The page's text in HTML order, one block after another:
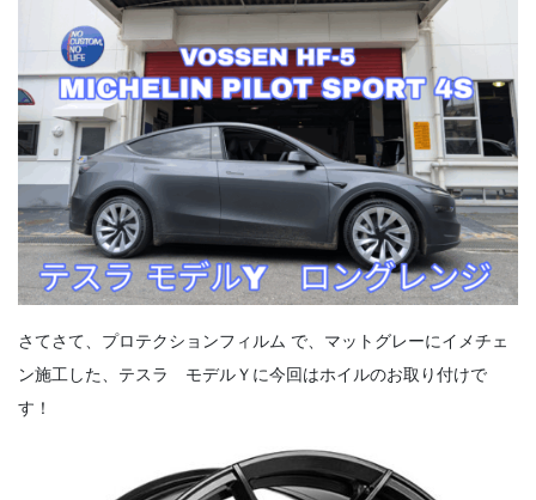
さてさて、プロテクションフィルム で、マットグレーにイメチェ
ン施工した、テスラ モデルＹに今回はホイルのお取り付けで
す！